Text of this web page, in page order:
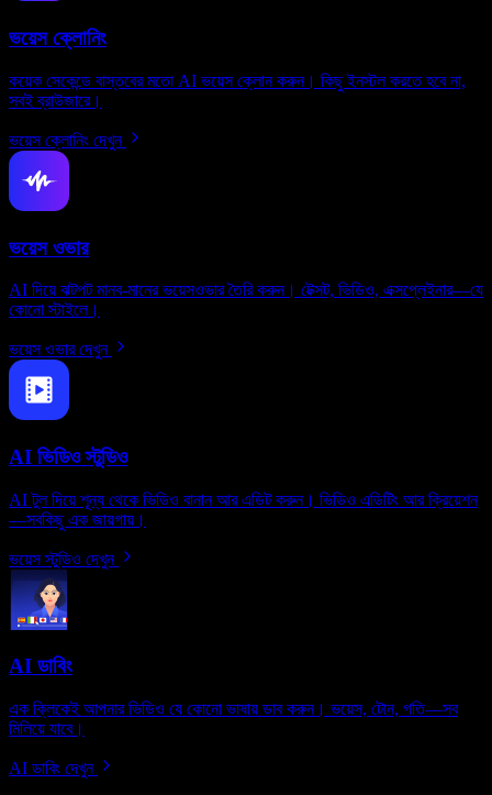
ভয়েস ক্লোনিং
কয়েক সেকেন্ডে বাস্তবের মতো AI ভয়েস ক্লোন করুন। কিছু ইনস্টল করতে হবে না,
সবই ব্রাউজারে।
ভয়েস ক্লোনিং দেখুন
ভয়েস ওভার
AI দিয়ে ঝটপট মানব-মানের ভয়েসওভার তৈরি করুন। টেক্সট, ভিডিও, এক্সপ্লেইনার—যে
কোনো স্টাইলে।
ভয়েস ওভার দেখুন
AI ভিডিও স্টুডিও
AI টুল দিয়ে শূন্য থেকে ভিডিও বানান আর এডিট করুন। ভিডিও এডিটিং আর ক্রিয়েশন
—সবকিছু এক জায়গায়।
ভয়েস স্টুডিও দেখুন
AI ডাবিং
এক ক্লিকেই আপনার ভিডিও যে কোনো ভাষায় ডাব করুন। ভয়েস, টোন, গতি—সব
মিলিয়ে যাবে।
AI ডাবিং দেখুন